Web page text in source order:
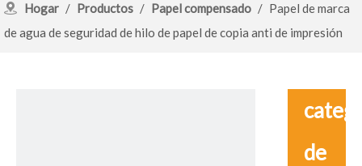
Hogar / Productos / Papel compensado / Papel de marca
de agua de seguridad de hilo de papel de copia anti de impresión
de